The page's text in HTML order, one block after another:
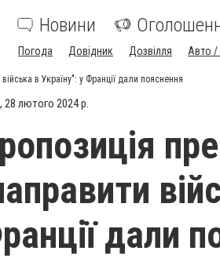
Новини
Погода Довідник Дозвілля Авто
в Україну": у Франції дали пояснення
28 лютого 2024 р.
дали